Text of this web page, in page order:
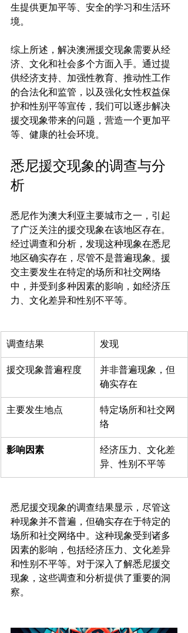
生提供更加平等、安全的学习和生活环
境。
综上所述，解决澳洲援交现象需要从经
济、文化和社会多个方面入手。通过提
供经济支持、加强性教育、推动性工作
的合法化和监管，以及强化女性权益保
护和性别平等宣传，我们可以逐步解决
援交现象带来的问题，营造一个更加平
悉尼援交现象的调查与分
析
悉尼作为澳大利亚主要城市之一，引起
了广泛关注的援交现象在该地区存在。
经过调查和分析，发现这种现象在悉尼
地区确实存在，尽管不是普遍现象。援
交主要发生在特定的场所和社交网络
中，并受到多种因素的影响，如经济压
调查结果 发现
援交现象普遍程度
并非普遍现象，但
确实存在
主要发生地点
特定场所和社交网
络
影响因素
经济压力、文化差
异、性别不平等
悉尼援交现象的调查结果显示，尽管这
种现象并不普遍，但确实存在于特定的
场所和社交网络中。这种现象受到诸多
因素的影响，包括经济压力、文化差异
和性别不平等。对于深入了解悉尼援交
现象，这些调查和分析提供了重要的洞
察。